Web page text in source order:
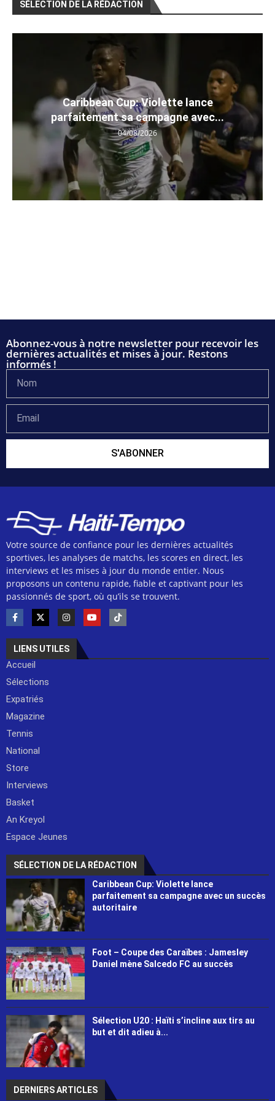
SÉLECTION DE LA RÉDACTION
Caribbean Cup: Violette lance
parfaitement sa campagne avec...
04/08/2026
Abonnez-vous à notre newsletter pour recevoir les
dernières actualités et mises à jour. Restons
informés !
S'ABONNER
Votre source de confiance pour les dernières actualités
sportives, les analyses de matchs, les scores en direct, les
interviews et les mises à jour du monde entier. Nous
proposons un contenu rapide, fiable et captivant pour les
passionnés de sport, où qu’ils se trouvent.
LIENS UTILES
Accueil
Sélections
Expatriés
Magazine
Tennis
National
Store
Interviews
Basket
An Kreyol
Espace Jeunes
SÉLECTION DE LA RÉDACTION
Caribbean Cup: Violette lance
parfaitement sa campagne avec un succès
autoritaire
Foot – Coupe des Caraïbes : Jamesley
Daniel mène Salcedo FC au succès
Sélection U20 : Haïti s’incline aux tirs au
but et dit adieu à...
DERNIERS ARTICLES